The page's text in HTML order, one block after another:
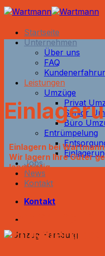
Zum
Inhalt
springenStartseite
Unternehmen
Über uns
FAQ
Leistungen
Umzüge
Privat
Senior
Büro
Entrümpelung
Jobs
News
Kontakt
Kontakt
Einlagern bei
Wir lagern Ihre Güter
langfristig
Lagerung in
Einlagern bei